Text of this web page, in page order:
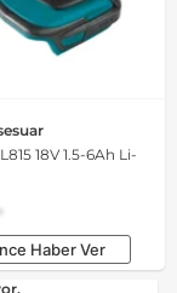
18V 1.5-6Ah Li-
Haber Ver